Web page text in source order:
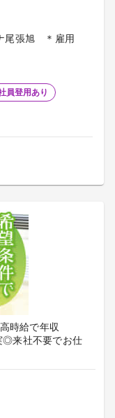
尾張旭 ＊雇用
員登用あり
時給で年収
◎来社不要でお仕